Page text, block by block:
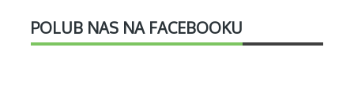
POLUB NAS NA FACEBOOKU